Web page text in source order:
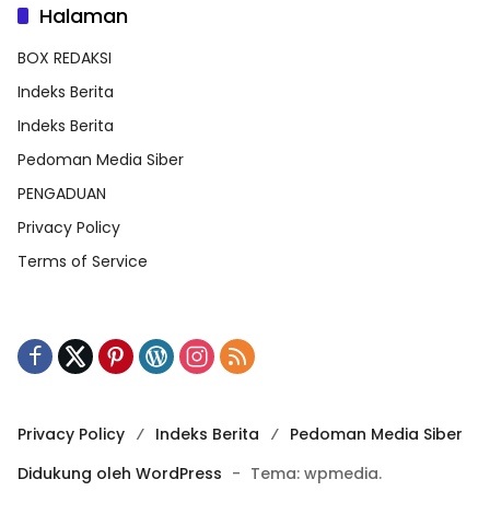
Halaman
BOX REDAKSI
Indeks Berita
Indeks Berita
Pedoman Media Siber
PENGADUAN
Privacy Policy
Terms of Service
Privacy Policy Indeks Berita
Pedoman Media Siber
Didukung oleh WordPress - Tema: wpmedia.